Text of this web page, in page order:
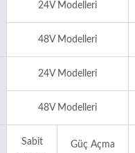
24V Modelleri
48V Modelleri
24V Modelleri
48V Modelleri
Sabit
Güç Açma